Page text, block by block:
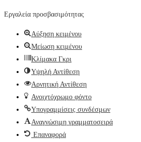
Εργαλεία προσβασιμότητας
Αύξηση κειμένου
Μείωση κειμένου
Κλίμακα Γκρι
Υψηλή Αντίθεση
Αρνητική Αντίθεση
Ανοιχτόχρωμο φόντο
Υπογραμμίσεις συνδέσμων
Αναγνώσιμη γραμματοσειρά
Επαναφορά